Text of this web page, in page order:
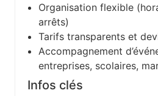
Organisation flexible
arrêts)
Tarifs transparents et
Accompagnement
entreprises, scolaires,
Infos clés